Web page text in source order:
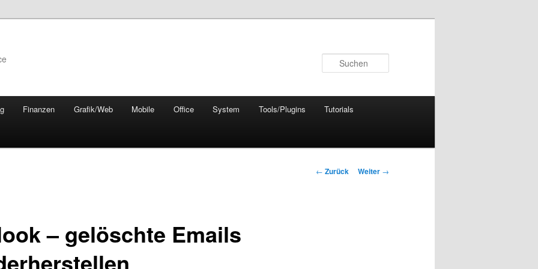
Finanzen Grafik/Web Mobile Office System Tools/Plugins Tutorials
Beitrags-
← Zurück Weiter →
– gelöschte Emails